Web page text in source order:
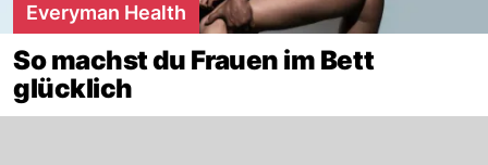
Everyman Health
So machst du Frauen im Bett
glücklich